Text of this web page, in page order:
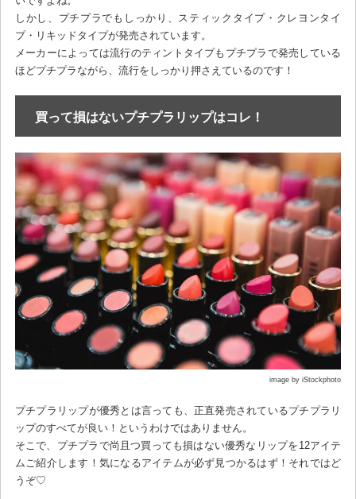
しかし、プチプラでもしっかり、スティックタイプ・クレヨンタイ
プ・リキッドタイプが発売されています。
メーカーによっては流行のティントタイプもプチプラで発売している
ほどプチプラながら、流行をしっかり押さえているのです！
買って損はないプチプラリップはコレ！
image by iStockphoto
プチプラリップが優秀とは言っても、正直発売されているプチプラリ
ップのすべてが良い！というわけではありません。
そこで、プチプラで尚且つ買っても損はない優秀なリップを12アイテ
ムご紹介します！気になるアイテムが必ず見つかるはず！それではど
うぞ♡